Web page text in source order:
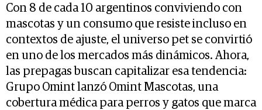
Con 8 de cada 10 argentinos conviviendo con
mascotas y un consumo que resiste incluso en
contextos de ajuste, el universo pet se convirtió
en uno de los mercados más dinámicos. Ahora,
las prepagas buscan capitalizar esa tendencia:
Grupo Omint lanzó Omint Mascotas, una
cobertura médica para perros y gatos que marca